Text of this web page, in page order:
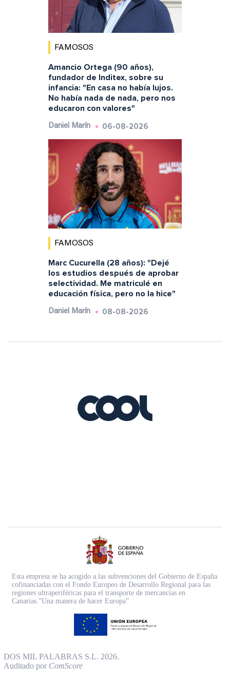
FAMOSOS
Amancio Ortega (90 años),
fundador de Inditex, sobre su
infancia: "En casa no había lujos.
No había nada de nada, pero nos
educaron con valores"
Daniel Marín 06-08-2026
FAMOSOS
Marc Cucurella (28 años): "Dejé
los estudios después de aprobar
selectividad. Me matriculé en
educación física, pero no la hice"
Daniel Marín 08-08-2026
Esta empresa se ha acogido a las subvenciones del Gobierno de España
cofinanciadas con el Fondo Europeo de Desarrollo Regional para las
regiones ultraperiféricas para el transporte de mercancías en
Canarias.”Una manera de hacer Europa”
DOS MIL PALABRAS S.L. 2026.
Auditado por ComScore